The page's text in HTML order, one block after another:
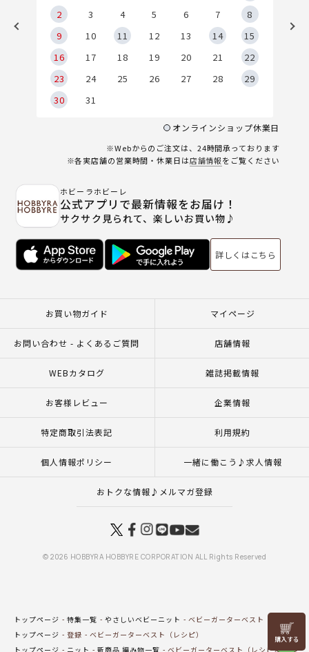
リリヤン
フェア
2
3 4 5 6 7
8
9
10 11 12 13 14
15
16
17 18 19 20 21
22
23
24 25 26 27 28
29
30
31
オンラインショップ休業日
※Webからのご注文は、24時間承っております
※各実店舗の営業時間・休業日は店舗情報をご覧ください
ホビーラホビーレ
公式アプリで最新情報をお届け！
サクサク見られて、楽しいお買い物♪
詳しくはこちら
お買い物ガイド マイページ
お問い合わせ - よくあるご質問 店舗情報
WEBカタログ 雑誌掲載情報
お客様レビュー 企業情報
特定商取引法表記 利用規約
個人情報ポリシー 一緒に働こう♪求人情報
おトクな情報♪メルマガ登録
© 2026 HOBBYRA HOBBYRE CORPORATION ALL Rights Reserved
トップページ 特集一覧 やさしいベビーニット
ベビーガーターベスト（レシピ）
トップページ
登録
ベビーガーターベスト（レシピ）
トップページ
ニット 新商品 編み物一覧 ベビーガーターベスト（レシピ）